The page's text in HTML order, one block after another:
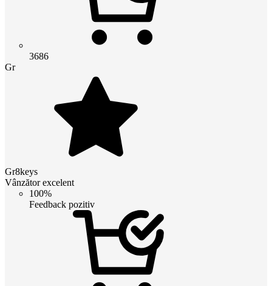
3686
Gr
Gr8keys
Vânzător excelent
100%
Feedback pozitiv